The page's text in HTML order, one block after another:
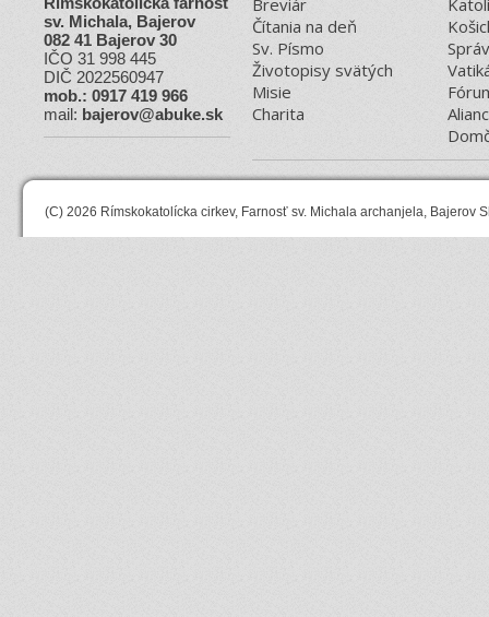
sv. Michala, Bajerov
082 41 Bajerov 30
IČO 31 998 445
DIČ 2022560947
mob.: 0917 419 966
mail: bajerov@abuke.sk
Breviár
Čítania na deň
Sv. Písmo
Životopisy svätých
Misie
Charita
(C) 2026 Rímskokatolícka cirkev, Farnosť sv. Michala archanjela, Bajerov